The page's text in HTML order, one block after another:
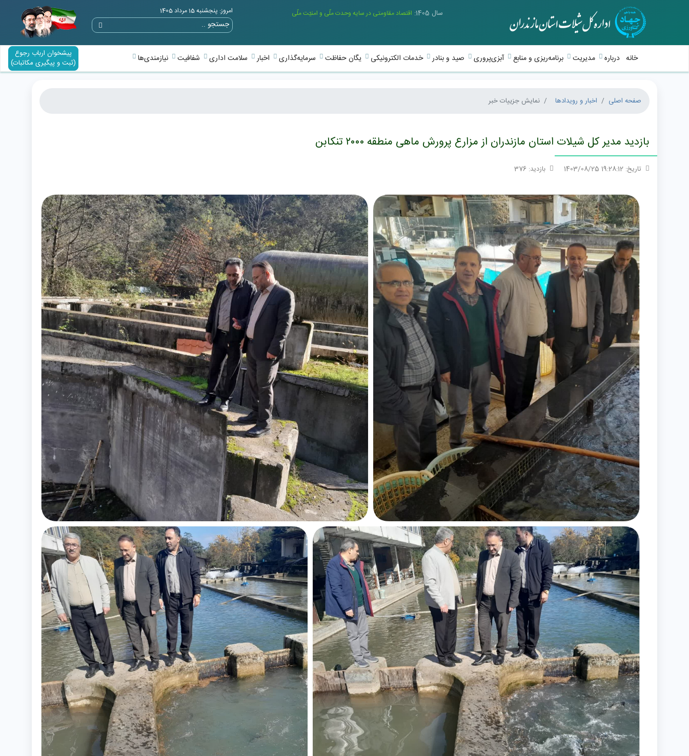
سال 1405: اقتصاد مقاومتی در سایه وحدت ملّی و امنیّت ملّی امروز: پنجشنبه 15 مرداد 1405
پیشخوان ارباب رجوع
(ثبت و پیگیری مکاتبات)
خانه درباره مدیریت برنامه‌ریزی و منابع آبزی‌پروری صید و بنادر خدمات الکترونیکی یگان حفاظت سرمایه‌گذاری اخبار سلامت اداری شفافیت نیازمندی‌ها
صفحه اصلی اخبار و رویدادها نمایش جزییات خبر
بازدید مدیر کل شیلات استان مازندران از مزارع پرورش ماهی منطقه ۲۰۰۰ تنکابن
تاریخ: 19:28:12 1403/08/25 بازدید: 376